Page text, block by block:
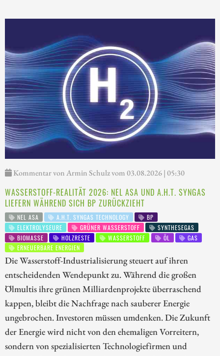
Kommentar von Armin Schulz vom 03.08.2026 | 05:30
WASSERSTOFF-REALITÄT 2026: NEL ASA UND A.H.T. SYNGAS
LIEFERN WÄHREND SICH BP ZURÜCKZIEHT
NEL ASA A.H.T. SYNGAS TECHNOLOGY
BP
ELEKTROLYSEURE
GRÜNER WASSERSTOFF
SYNTHESEGAS
BIOMASSE
HOLZRESTE WASSERSTOFF ÖL
GAS
ERNEUERBARE ENERGIEN
Die Wasserstoff-Industrialisierung steuert auf ihren
entscheidenden Wendepunkt zu. Während die großen
Ölmultis ihre grünen Milliardenprojekte überraschend
kappen, bleibt die Nachfrage nach sauberer Energie
ungebrochen. Investoren müssen umdenken. Die Zukunft
der Energie wird nicht von den ehemaligen Vorreitern,
sondern von spezialisierten Technologiefirmen und